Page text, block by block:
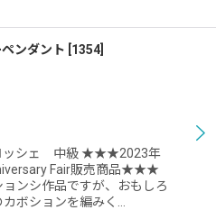
ンダント 1354
ッシェ 中級 ★★★2023年
Fair販売商品★★★
ンシ作品ですが、おもしろ
ボションを編みく…